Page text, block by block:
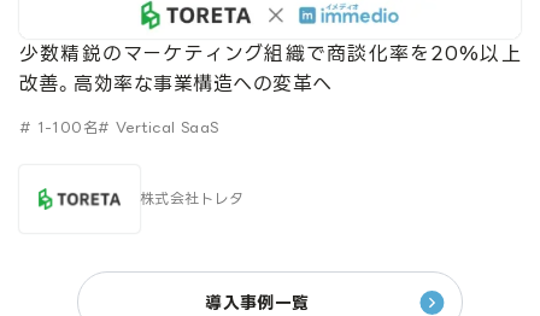
少数精鋭のマーケティング組織で商談化率を20%以上
改善。高効率な事業構造への変革へ
# 1-100名# Vertical SaaS
株式会社トレタ
導入事例一覧